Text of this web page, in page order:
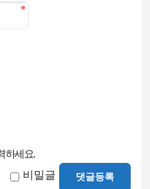
하세요.
비밀글 댓글등록